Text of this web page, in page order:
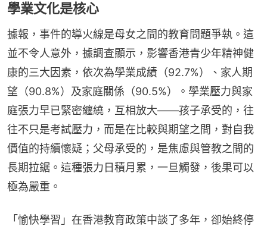
學業文化是核心
據報，事件的導火線是母女之間的教育問題爭執。這
並不令人意外，據調查顯示，影響香港青少年精神健
康的三大因素，依次為學業成績（92.7%）、家人期
望（90.8%）及家庭關係（90.5%）。學業壓力與家
庭張力早已緊密纏繞，互相放大——孩子承受的，往
往不只是考試壓力，而是在比較與期望之間，對自我
價值的持續懷疑；父母承受的，是焦慮與管教之間的
長期拉鋸。這種張力日積月累，一旦觸發，後果可以
極為嚴重。
「愉快學習」在香港教育政策中談了多年，卻始終停